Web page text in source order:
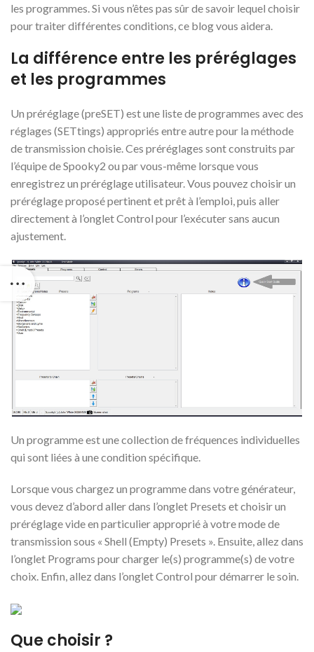
les programmes. Si vous n’êtes pas sûr de savoir lequel choisir
pour traiter différentes conditions, ce blog vous aidera.
La différence entre les préréglages
et les programmes
Un préréglage (preSET) est une liste de programmes avec des
réglages (SETtings) appropriés entre autre pour la méthode
de transmission choisie. Ces préréglages sont construits par
l’équipe de Spooky2 ou par vous-même lorsque vous
enregistrez un préréglage utilisateur. Vous pouvez choisir un
préréglage proposé pertinent et prêt à l’emploi, puis aller
directement à l’onglet Control pour l’exécuter sans aucun
ajustement.
Un programme est une collection de fréquences individuelles
qui sont liées à une condition spécifique.
Lorsque vous chargez un programme dans votre générateur,
vous devez d’abord aller dans l’onglet Presets et choisir un
préréglage vide en particulier approprié à votre mode de
transmission sous « Shell (Empty) Presets ». Ensuite, allez dans
l’onglet Programs pour charger le(s) programme(s) de votre
choix. Enfin, allez dans l’onglet Control pour démarrer le soin.
Que choisir ?